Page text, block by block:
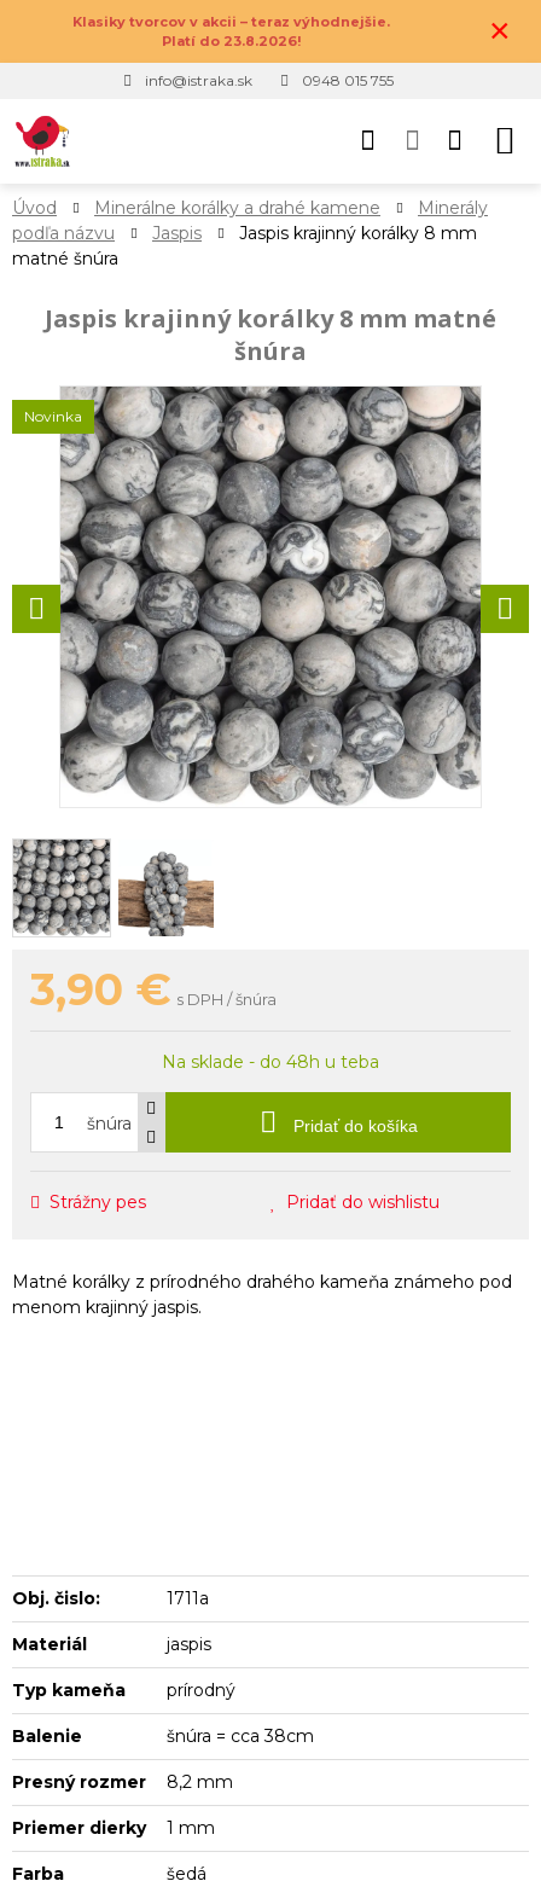
Klasiky tvorcov v akcii – teraz výhodnejšie.
Platí do 23.8.2026!
×
info@istraka.sk 0948 015 755
Úvod Minerálne korálky a drahé kamene
Minerály
podľa názvu
Jaspis
Jaspis krajinný korálky 8 mm
matné šnúra
Jaspis krajinný korálky 8 mm matné
šnúra
Novinka
3,90 € s DPH / šnúra
Na sklade - do 48h u teba
šnúra Pridať do košíka
Strážny pes Pridať do wishlistu
Matné korálky z prírodného drahého kameňa známeho pod
menom krajinný jaspis.
Obj. čislo: 1711a
Materiál jaspis
Typ kameňa prírodný
Balenie šnúra = cca 38cm
Presný rozmer 8,2 mm
Priemer dierky 1 mm
Farba šedá